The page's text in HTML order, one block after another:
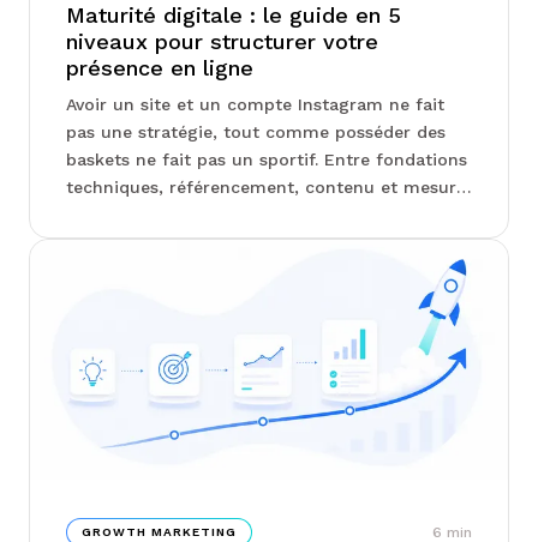
Maturité digitale : le guide en 5
niveaux pour structurer votre
présence en ligne
Avoir un site et un compte Instagram ne fait
pas une stratégie, tout comme posséder des
baskets ne fait pas un sportif. Entre fondations
techniques, référencement, contenu et mesure
par étapes, et savoir où l'on se situe change
tout. Chez Junto, on vous explique comment
concentrer vos efforts là où ils comptent
vraiment...
GROWTH MARKETING 6 min